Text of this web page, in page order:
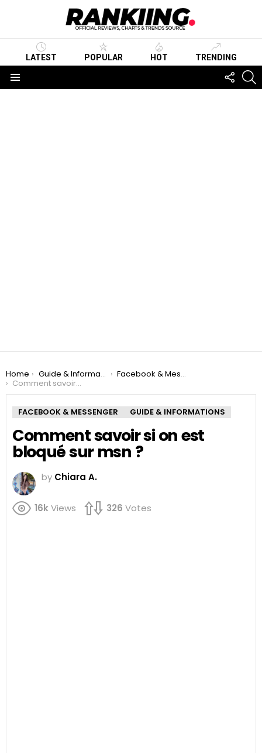
LATEST POPULAR HOT TRENDING
US
You are here:
Home Guide & Informations
Facebook & Messenger
Comment savoir si on est bloqué sur msn ?
FACEBOOK & MESSENGER GUIDE & INFORMATIONS
Comment savoir si on est
bloqué sur msn ?
by Chiara A.
16kViews 326 Votes